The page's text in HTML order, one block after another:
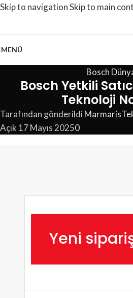
Skip to navigationSkip to main
MENÜ
Bosch
Bosch Yetkili
Teknoloji
Tarafından gönderildi
Açık 17 Mayıs 20250
Yeni